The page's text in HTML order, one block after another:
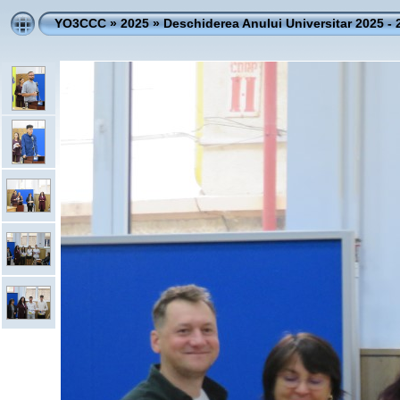
YO3CCC»2025»Deschiderea Anului Universitar 2025 -